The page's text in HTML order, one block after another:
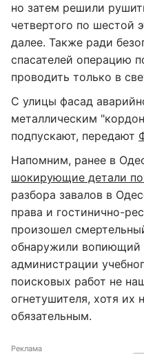
но затем решили
четвертого по шестой
далее. Также ради
спасателей операцию
проводить только в
С улицы фасад
металлическим
подпускают, передают
Напомним, ранее в
шокирующие детали
разбора завалов в
права и гостинично-
произошел
обнаружили вопиющий
администрации
поисковых работ не
огнетушителя, хотя их
обязательным.
Реклама